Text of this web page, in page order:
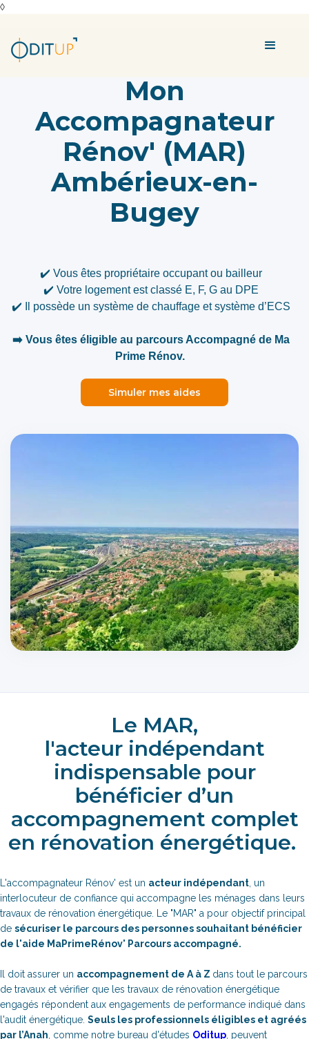
◊
Mon
Accompagnateur
Rénov' (MAR)
Ambérieux-en-
Bugey
✔️ Vous êtes propriétaire occupant ou bailleur
✔️ Votre logement est classé E, F, G au DPE
✔️ Il possède un système de chauffage et système d’ECS
➡️ Vous êtes éligible au parcours Accompagné de Ma
Prime Rénov.
Simuler mes aides
Le MAR,
l'acteur indépendant
indispensable pour
bénéficier d’un
accompagnement complet
en rénovation énergétique.
L'accompagnateur Rénov' est un acteur indépendant , un
interlocuteur de confiance qui accompagne les ménages dans leurs
travaux de rénovation énergétique. Le "MAR" a pour objectif principal
de sécuriser le parcours des personnes souhaitant bénéficier
de l'aide MaPrimeRénov' Parcours accompagné.
Il doit assurer un accompagnement de A à Z dans tout le parcours
de travaux et vérifier que les travaux de rénovation énergétique
engagés répondent aux engagements de performance indiqué dans
l'audit énergétique. Seuls les professionnels éligibles et agréés
par l’Anah , comme notre bureau d'études Oditup , peuvent